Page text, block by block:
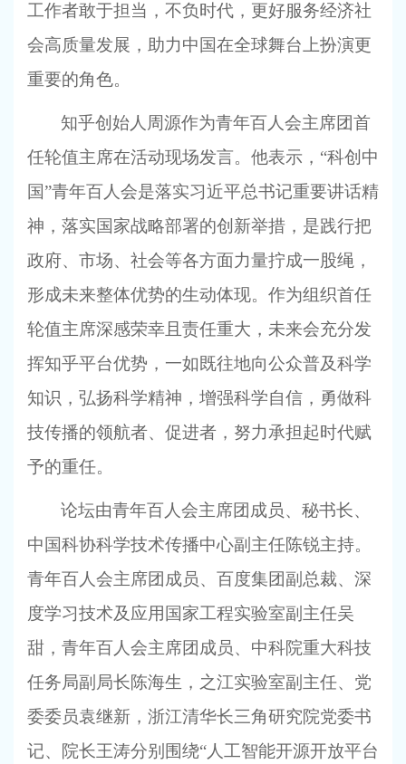
工作者敢于担当，不负时代，更好服务经济社
会高质量发展，助力中国在全球舞台上扮演更
重要的角色。
知乎创始人周源作为青年百人会主席团首
任轮值主席在活动现场发言。他表示，“科创中
国”青年百人会是落实习近平总书记重要讲话精
神，落实国家战略部署的创新举措，是践行把
政府、市场、社会等各方面力量拧成一股绳，
形成未来整体优势的生动体现。作为组织首任
轮值主席深感荣幸且责任重大，未来会充分发
挥知乎平台优势，一如既往地向公众普及科学
知识，弘扬科学精神，增强科学自信，勇做科
技传播的领航者、促进者，努力承担起时代赋
予的重任。
论坛由青年百人会主席团成员、秘书长、
中国科协科学技术传播中心副主任陈锐主持。
青年百人会主席团成员、百度集团副总裁、深
度学习技术及应用国家工程实验室副主任吴
甜，青年百人会主席团成员、中科院重大科技
任务局副局长陈海生，之江实验室副主任、党
委委员袁继新，浙江清华长三角研究院党委书
记、院长王涛分别围绕“人工智能开源开放平台